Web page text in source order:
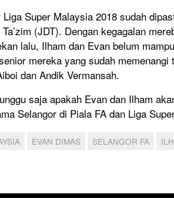
Liga Super Malaysia 2018 sudah
(JDT). Dengan kegagalan
lalu, Ilham dan Evan belum
mereka yang sudah
dan Andik Vermansah.
saja apakah Evan dan Ilham
Selangor di Piala FA dan Liga
EVAN DIMAS SELANGOR FA